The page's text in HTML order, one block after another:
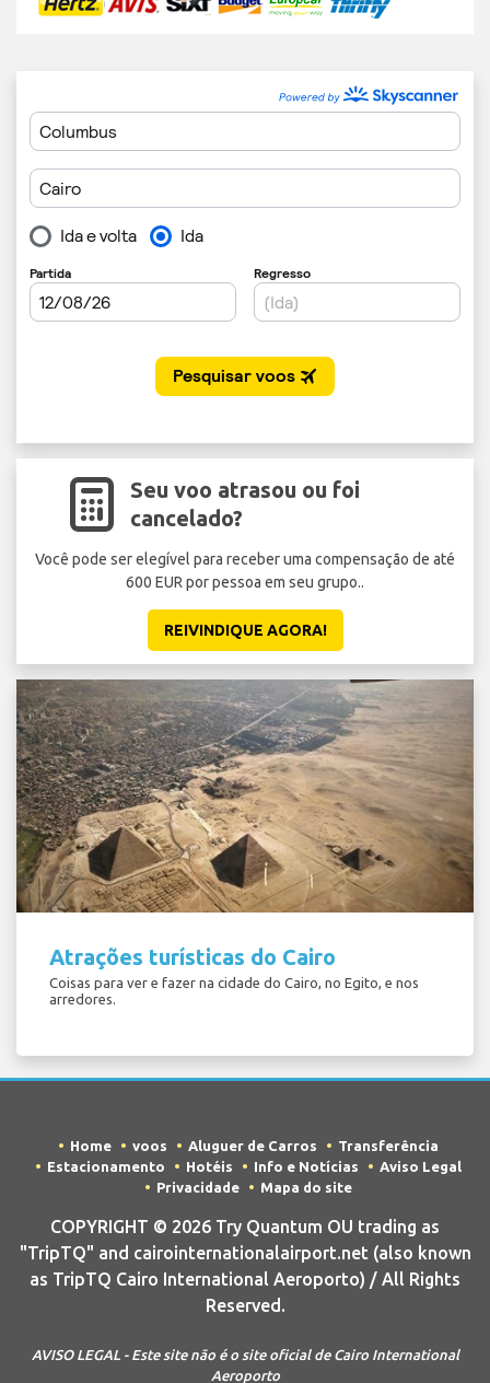
Seu voo atrasou ou foi
cancelado?
Você pode ser elegível para receber uma compensação de até
600 EUR por pessoa em seu grupo..
REIVINDIQUE AGORA!
Atrações turísticas do Cairo
Coisas para ver e fazer na cidade do Cairo, no Egito, e nos
arredores.
Home voos Aluguer de Carros
Transferência
Estacionamento
Hotéis Info e Notícias
Aviso Legal
Privacidade
Mapa do site
COPYRIGHT © 2026 Try Quantum OU trading as
"TripTQ" and cairointernationalairport.net (also known
as TripTQ Cairo International Aeroporto) / All Rights
Reserved.
AVISO LEGAL - Este site não é o site oficial de Cairo International
Aeroporto